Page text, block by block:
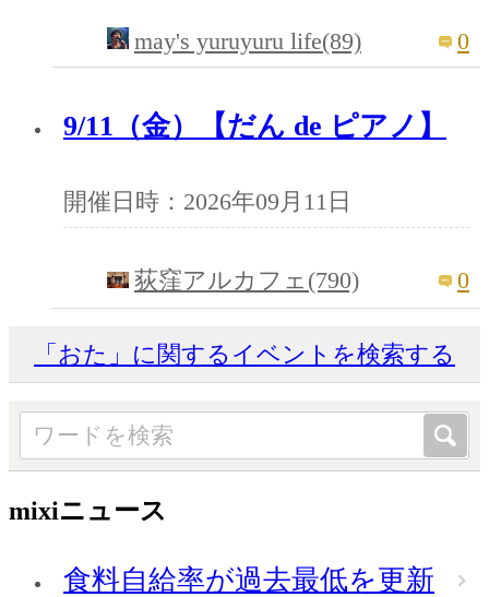
may's yuruyuru life(89) 0
9/11（金）【だん de ピアノ】
開催日時：2026年09月11日
荻窪アルカフェ(790) 0
「おた」に関するイベントを検索する
mixiニュース
食料自給率が過去最低を更新